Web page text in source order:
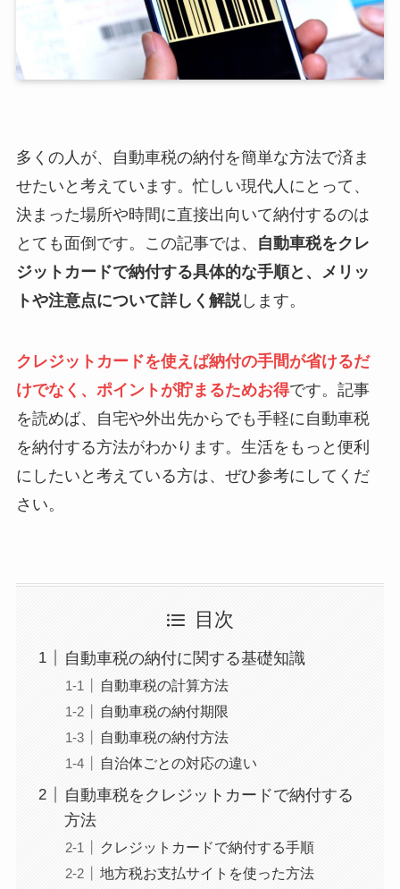
多くの人が、自動車税の納付を簡単な方法で済ま
せたいと考えています。忙しい現代人にとって、
決まった場所や時間に直接出向いて納付するのは
とても面倒です。この記事では、
自動車税をクレ
ジットカードで納付する具体的な手順と、メリッ
トや注意点について詳しく解説します。
クレジットカードを使えば納付の手間が省けるだ
けでなく、ポイントが貯まるためお得です。記事
を読めば、自宅や外出先からでも手軽に自動車税
を納付する方法がわかります。生活をもっと便利
にしたいと考えている方は、ぜひ参考にしてくだ
さい。
目次
自動車税の納付に関する基礎知識
自動車税の計算方法
自動車税の納付期限
自動車税の納付方法
自治体ごとの対応の違い
自動車税をクレジットカードで納付する
方法
クレジットカードで納付する手順
地方税お支払サイトを使った方法